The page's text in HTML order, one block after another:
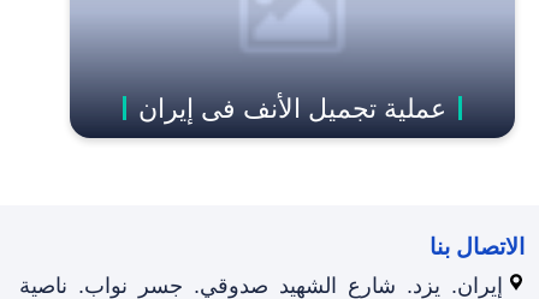
عملية تجميل الأنف فی إیران
الاتصال بنا
إيران. يزد. شارع الشهيد صدوقي. جسر نواب. ناصية